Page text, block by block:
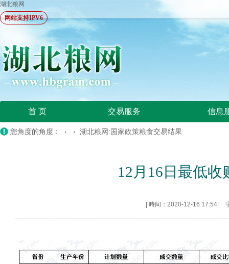
湖北粮网
网站支持IPV6
首 页 交易服务 信息
您角度的角度： › › 湖北粮网:国家政策粮食交易结果
12月16日最低
時间：2020-12-16 17:54